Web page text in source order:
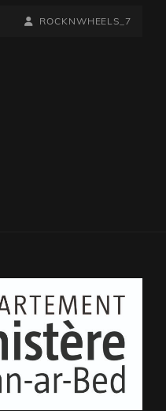
BY
BYLINE
ROCKNWHEELS_7